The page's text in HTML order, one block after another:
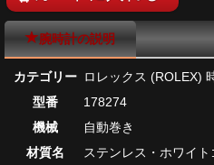
腕時計の説明
カテゴリー ロレックス (ROLEX)
型番
178274
機械
自動巻き
材質名
ステンレス・ホワイト